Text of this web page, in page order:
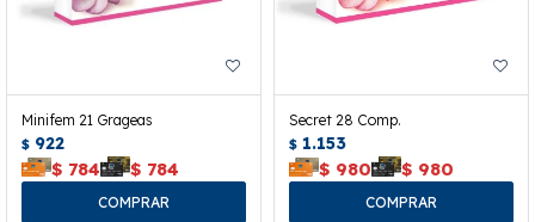
Minifem 21 Grageas
$ 922
$ 784 $ 784
Secret 28 Comp.
$ 1.153
$ 980 $ 980